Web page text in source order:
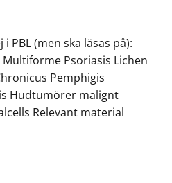
PBL (men ska läsas på):
Psoriasis Lichen
Pemphigis
Hudtumörer malignt
Relevant material